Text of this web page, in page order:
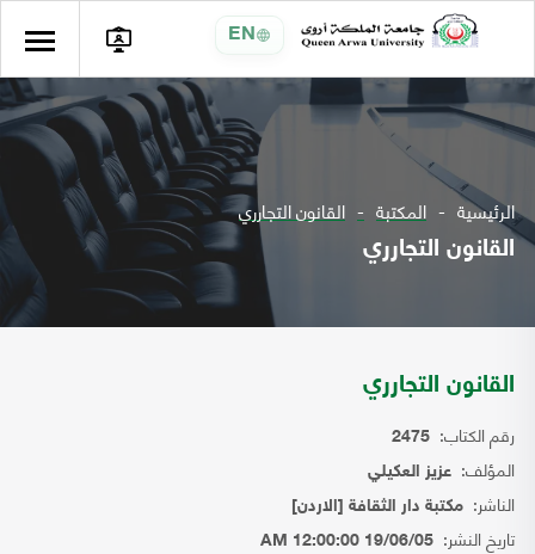
EN
الرئيسية المكتبة القانون التجارري
القانون التجارري
القانون التجارري
رقم الكتاب: 2475
المؤلف: عزيز العكيلي
الناشر: مكتبة دار الثقافة [الاردن]
تاريخ النشر: 19/06/05 12:00:00 AM